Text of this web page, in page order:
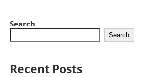
Search
Search
Recent Posts